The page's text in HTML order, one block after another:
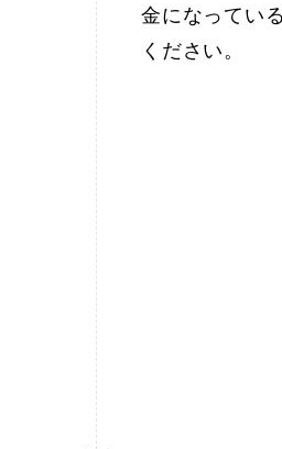
金になってい
ください。